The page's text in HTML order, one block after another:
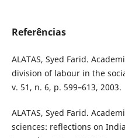
Referências
ALATAS, Syed Farid.
division of labour in the
v. 51, n. 6, p. 599–613, 2003.
ALATAS, Syed Farid.
sciences: reflections on